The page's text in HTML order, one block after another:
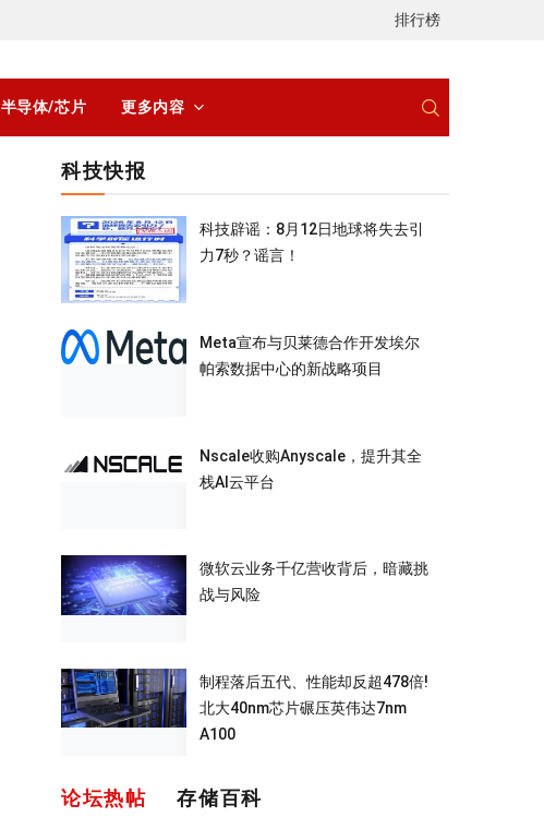
排行榜
半导体/芯片 更多内容
科技快报
科技辟谣：8月12日地球将失去引
力7秒？谣言！
Meta宣布与贝莱德合作开发埃尔
帕索数据中心的新战略项目
Nscale收购Anyscale，提升其全
栈AI云平台
微软云业务千亿营收背后，暗藏挑
战与风险
制程落后五代、性能却反超478倍!
北大40nm芯片碾压英伟达7nm
A100
论坛热帖 存储百科